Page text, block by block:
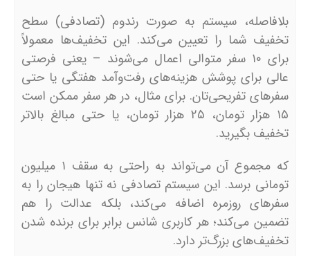
بلافاصله، سیستم به صورت رندوم (تصادفی) سطح
تخفیف شما را تعیین می‌کند. این تخفیف‌ها معمولاً
برای ۱۰ سفر متوالی اعمال می‌شوند – یعنی فرصتی
عالی برای پوشش هزینه‌های رفت‌وآمد هفتگی یا حتی
سفرهای تفریحی‌تان. برای مثال، در هر سفر ممکن است
۱۵ هزار تومان، ۲۵ هزار تومان، یا حتی مبالغ بالاتر
تخفیف بگیرید.
که مجموع آن می‌تواند به راحتی به سقف ۱ میلیون
تومانی برسد. این سیستم تصادفی نه تنها هیجان را به
سفرهای روزمره اضافه می‌کند، بلکه عدالت را هم
تضمین می‌کند؛ هر کاربری شانس برابر برای برنده شدن
تخفیف‌های بزرگ‌تر دارد.